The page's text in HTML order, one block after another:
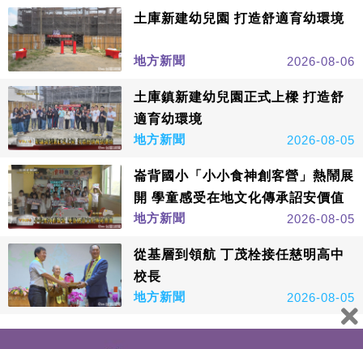
土庫新建幼兒園 打造舒適育幼環境
地方新聞 2026-08-06
土庫鎮新建幼兒園正式上樑 打造舒
適育幼環境
地方新聞
2026-08-05
崙背國小「小小食神創客營」熱鬧展
開 學童感受在地文化傳承詔安價值
地方新聞
2026-08-05
從基層到領航 丁茂栓接任慈明高中
校長
地方新聞
2026-08-05